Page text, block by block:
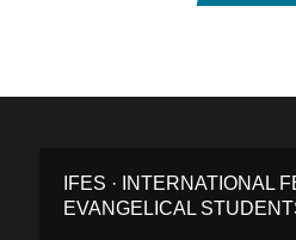
IFES · INTERNATIONAL
EVANGELICAL